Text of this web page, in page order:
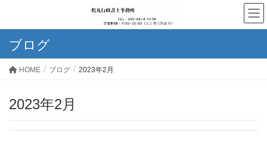
ブログ
HOME ブログ 2023年2月
2023年2月